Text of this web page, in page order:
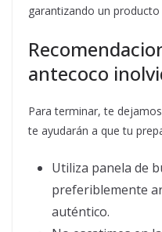
garantizando un
antecoco
Para terminar, te
te ayudarán a que tu
Utiliza panela de
preferiblemente
auténtico.